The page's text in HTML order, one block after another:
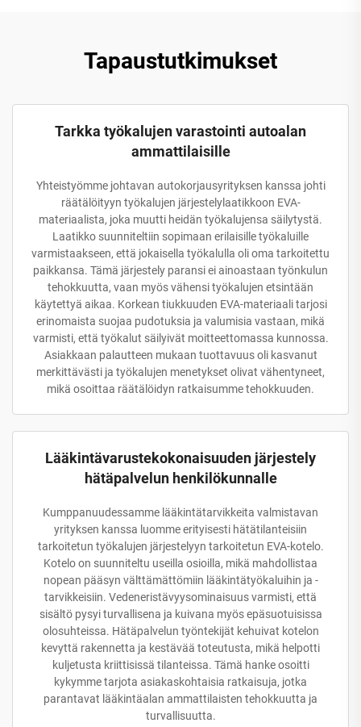
Tapaustutkimukset
Tarkka työkalujen varastointi autoalan
ammattilaisille
Yhteistyömme johtavan autokorjausyrityksen kanssa johti
räätälöityyn työkalujen järjestelylaatikkoon EVA-
materiaalista, joka muutti heidän työkalujensa säilytystä.
Laatikko suunniteltiin sopimaan erilaisille työkaluille
varmistaakseen, että jokaisella työkalulla oli oma tarkoitettu
paikkansa. Tämä järjestely paransi ei ainoastaan työnkulun
tehokkuutta, vaan myös vähensi työkalujen etsintään
käytettyä aikaa. Korkean tiukkuuden EVA-materiaali tarjosi
erinomaista suojaa pudotuksia ja valumisia vastaan, mikä
varmisti, että työkalut säilyivät moitteettomassa kunnossa.
Asiakkaan palautteen mukaan tuottavuus oli kasvanut
merkittävästi ja työkalujen menetykset olivat vähentyneet,
mikä osoittaa räätälöidyn ratkaisumme tehokkuuden.
Lääkintävarustekokonaisuuden järjestely
hätäpalvelun henkilökunnalle
Kumppanuudessamme lääkintätarvikkeita valmistavan
yrityksen kanssa luomme erityisesti hätätilanteisiin
tarkoitetun työkalujen järjestelyyn tarkoitetun EVA-kotelo.
Kotelo on suunniteltu useilla osioilla, mikä mahdollistaa
nopean pääsyn välttämättömiin lääkintätyökaluihin ja -
tarvikkeisiin. Vedeneristävyysominaisuus varmisti, että
sisältö pysyi turvallisena ja kuivana myös epäsuotuisissa
olosuhteissa. Hätäpalvelun työntekijät kehuivat kotelon
kevyttä rakennetta ja kestävää toteutusta, mikä helpotti
kuljetusta kriittisissä tilanteissa. Tämä hanke osoitti
kykymme tarjota asiakaskohtaisia ratkaisuja, jotka
parantavat lääkintäalan ammattilaisten tehokkuutta ja
turvallisuutta.